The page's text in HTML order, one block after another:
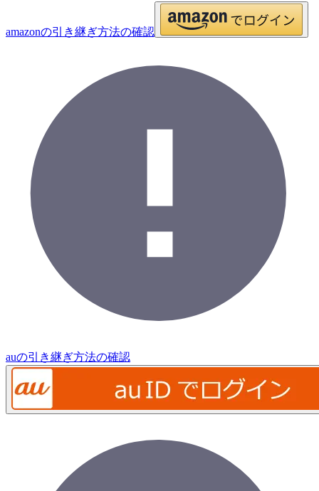
amazonの引き継ぎ方法の確認
auの引き継ぎ方法の確認